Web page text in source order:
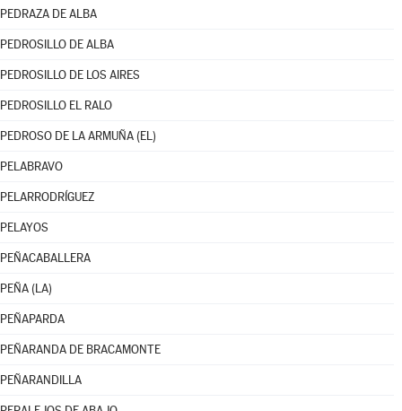
PEDRAZA DE ALBA
PEDROSILLO DE ALBA
PEDROSILLO DE LOS AIRES
PEDROSILLO EL RALO
PEDROSO DE LA ARMUÑA (EL)
PELABRAVO
PELARRODRÍGUEZ
PELAYOS
PEÑACABALLERA
PEÑA (LA)
PEÑAPARDA
PEÑARANDA DE BRACAMONTE
PEÑARANDILLA